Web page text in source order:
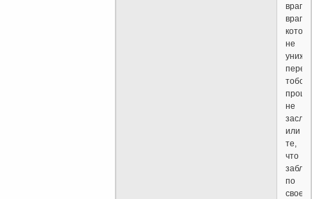
враги,
враги
не
перед
тобой,
не
или
те,
что
по
своей